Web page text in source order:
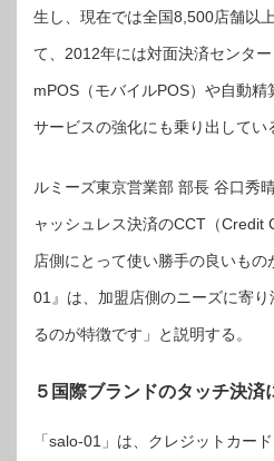
生し、現在では全国8,500店舗以
て、2012年には対面決済センタ
mPOS（モバイルPOS）や自動
サービスの強化にも乗り出してい
ルミーズ東京営業部 部長 谷口秀
ャッシュレス決済のCCT（Credit
店側にとって使い勝手の良いも
01』は、加盟店側のニーズに寄
るのが特徴です」と説明する。
５国際ブランドのタッチ決済
「salo-01」は、クレジットカー